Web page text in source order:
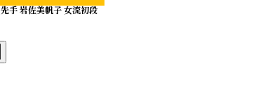
先手 岩佐美帆子 女流初段